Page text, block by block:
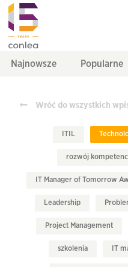
Najnowsze Popularne
Wróć do wszystkich
ITIL
rozwój
IT Manager of Tomorrow
Leadership
Project Management
szkolenia IT